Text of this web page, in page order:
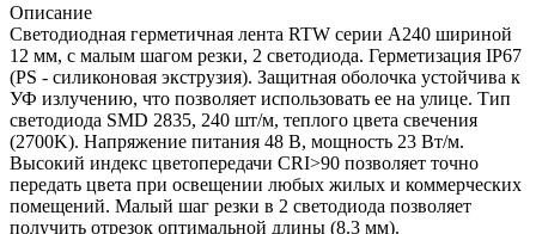
Описание
Светодиодная герметичная лента RTW серии A240 шириной
12 мм, с малым шагом резки, 2 светодиода. Герметизация IP67
(PS - силиконовая экструзия). Защитная оболочка устойчива к
УФ излучению, что позволяет использовать ее на улице. Тип
светодиода SMD 2835, 240 шт/м, теплого цвета свечения
(2700K). Напряжение питания 48 В, мощность 23 Вт/м.
Высокий индекс цветопередачи CRI>90 позволяет точно
передать цвета при освещении любых жилых и коммерческих
помещений. Малый шаг резки в 2 светодиода позволяет
получить отрезок оптимальной длины (8.3 мм).